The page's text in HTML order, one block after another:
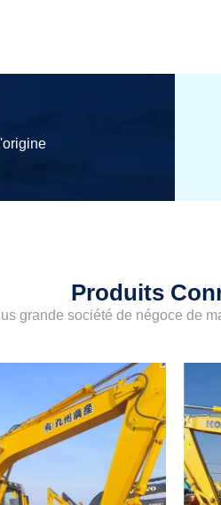
Produits
grande société de négoce de